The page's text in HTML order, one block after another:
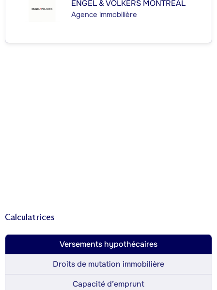
ENGEL & VÖLKERS MONTRÉAL
Agence immobilière
Calculatrices
Versements hypothécaires
Droits de mutation immobilière
Capacité d’emprunt